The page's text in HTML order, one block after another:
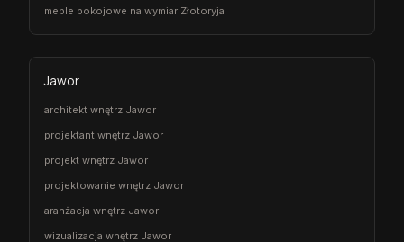
meble pokojowe na wymiar Złotoryja
Jawor
architekt wnętrz Jawor
projektant wnętrz Jawor
projekt wnętrz Jawor
projektowanie wnętrz Jawor
aranżacja wnętrz Jawor
wizualizacja wnętrz Jawor